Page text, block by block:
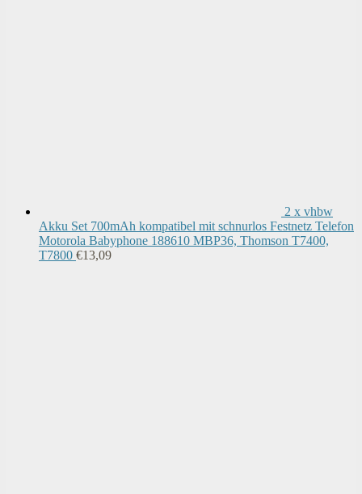
2 x vhbw
Akku Set 700mAh kompatibel mit schnurlos Festnetz Telefon
Motorola Babyphone 188610 MBP36, Thomson T7400,
T7800 €13,09